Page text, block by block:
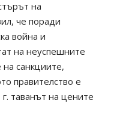
на
че поради
война и
на неуспешните
санкциите,
правителство е
таванът на цените